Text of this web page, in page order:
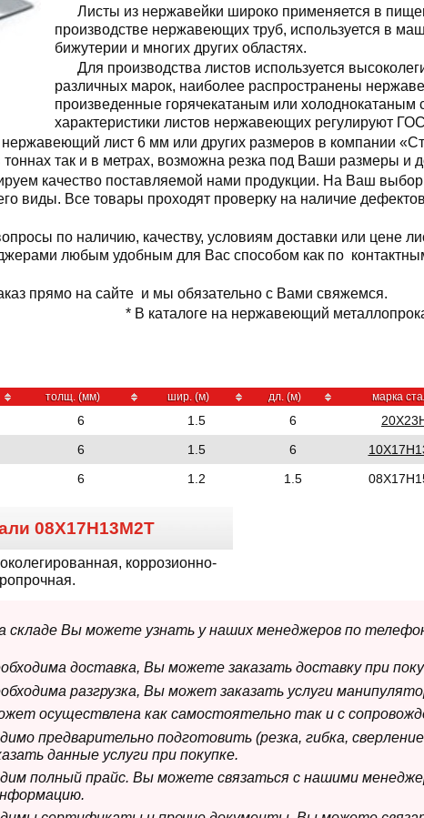
Листы из нержавейки широко применяется в
производстве нержавеющих труб, используется в
бижутерии и многих других областях.
Для производства листов используется
различных марок, наиболее распространены
произведенные горячекатаным или холоднокатаным
характеристики листов нержавеющих регулируют
лист 6 мм или других размеров в компании
так и в метрах, возможна резка под Ваши размеры и
качество поставляемой нами продукции. На Ваш
виды. Все товары проходят проверку на наличие
по наличию, качеству, условиям доставки или цене
любым удобным для Вас способом как по
прямо на сайте и мы обязательно с Вами свяжемся.
* В каталоге на нержавеющий
толщ. (мм) шир. (м) дл. (м) марка
6 1.5 6
6 1.5 6
6 1.2 1.5
08Х17Н13М2Т
коррозионно-
складе Вы можете узнать у наших менеджеров по
доставка, Вы можете заказать доставку при
разгрузка, Вы может заказать услуги
осуществлена как самостоятельно так и с
предварительно подготовить (резка, гибка,
данные услуги при покупке.
полный прайс. Вы можете связаться с нашими